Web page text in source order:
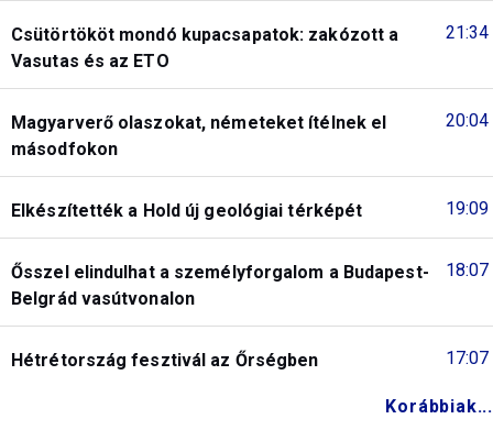
21:34
Csütörtököt mondó kupacsapatok: zakózott a
Vasutas és az ETO
20:04
Magyarverő olaszokat, németeket ítélnek el
másodfokon
19:09
Elkészítették a Hold új geológiai térképét
18:07
Ősszel elindulhat a személyforgalom a Budapest-
Belgrád vasútvonalon
17:07
Hétrétország fesztivál az Őrségben
Korábbiak...